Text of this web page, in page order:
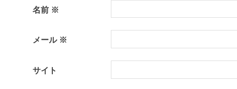
島
名前 ※
メール ※
サイト